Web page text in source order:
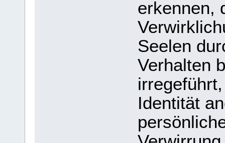
erkennen,
Seelen
Verhalten
Identität